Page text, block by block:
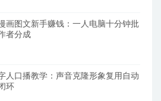
画图文新手赚钱：一人电脑十分钟批
者分成
人口播教学：声音克隆形象复用自动
环